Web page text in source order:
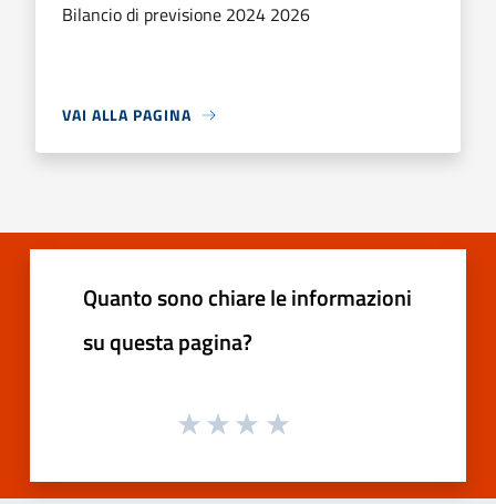
Bilancio di previsione 2024 2026
VAI ALLA PAGINA
Quanto sono chiare le informazioni
su questa pagina?